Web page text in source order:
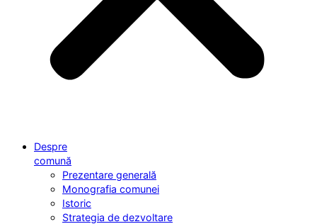
Despre
comună
Prezentare generală
Monografia comunei
Istoric
Strategia de dezvoltare